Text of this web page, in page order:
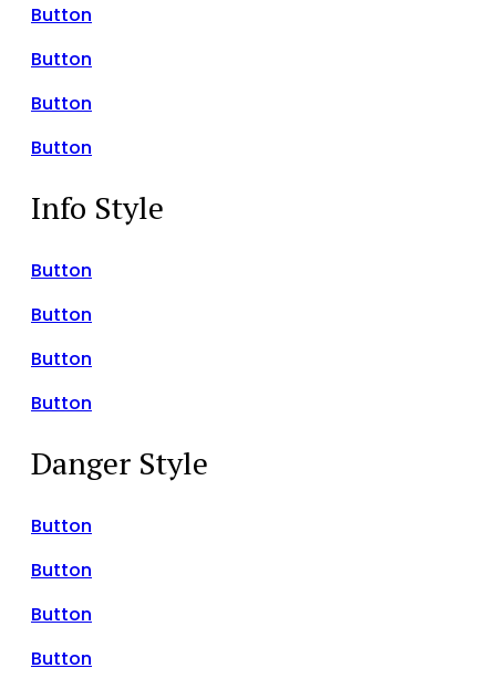
Button
Button
Button
Button
Info Style
Button
Button
Button
Button
Danger Style
Button
Button
Button
Button